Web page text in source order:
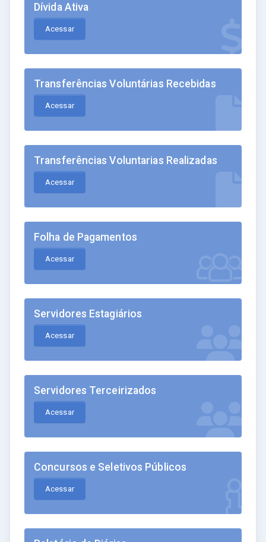
Dívida Ativa
Acessar
Transferências Voluntárias Recebidas
Acessar
Transferências Voluntarias Realizadas
Acessar
Folha de Pagamentos
Acessar
Servidores Estagiários
Acessar
Servidores Terceirizados
Acessar
Concursos e Seletivos Públicos
Acessar